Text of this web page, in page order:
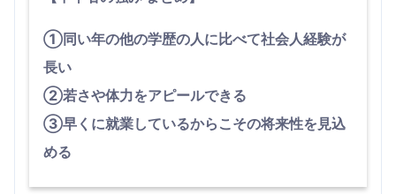
①同い年の他の学歴の人に比べて社会人経験が
長い
②若さや体力をアピールできる
③早くに就業しているからこその将来性を見込
める